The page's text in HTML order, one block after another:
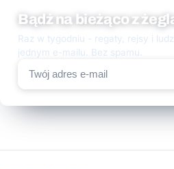
Bądź na bieżąco z
Raz w tygodniu - regaty, rejsy i
jednym e-mailu. Bez spamu.